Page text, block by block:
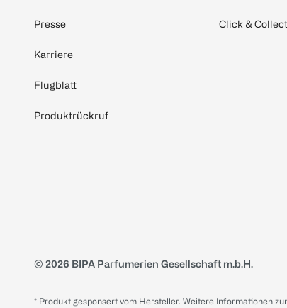
Presse
Karriere
Flugblatt
Produktrückruf
Click & Collect
© 2026 BIPA Parfumerien Gesellschaft m.b.H.
* Produkt gesponsert vom Hersteller. Weitere Informationen